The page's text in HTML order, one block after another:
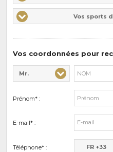
centres
d'intérêts
Vos
sports
de
Vos sports
Vos coordonnées pour
Civilité* :
Mr.
Nom* :
Prénom* :
E-mail* :
Téléphone* : FR +33